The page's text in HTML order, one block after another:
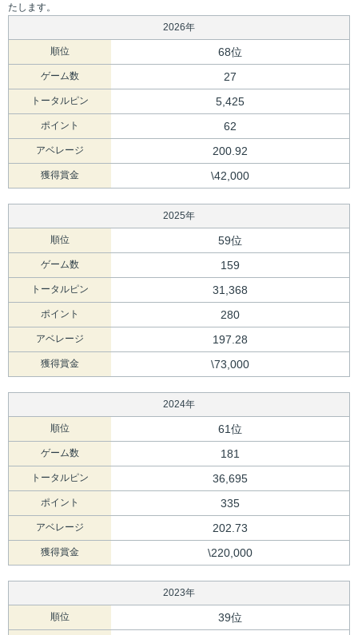
たします。
2026年
順位 68位
ゲーム数 27
トータルピン 5,425
ポイント 62
アベレージ 200.92
獲得賞金 \42,000
2025年
順位 59位
ゲーム数 159
トータルピン 31,368
ポイント 280
アベレージ 197.28
獲得賞金 \73,000
2024年
順位 61位
ゲーム数 181
トータルピン 36,695
ポイント 335
アベレージ 202.73
獲得賞金 \220,000
2023年
順位 39位